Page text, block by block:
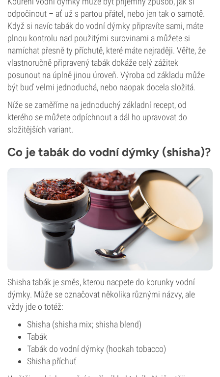
odpočinout – ať už s partou přátel, nebo jen tak o samotě.
Když si navíc tabák do vodní dýmky připravíte sami, máte
plnou kontrolu nad použitými surovinami a můžete si
namíchat přesně ty příchutě, které máte nejraději. Věřte, že
vlastnoručně připravený tabák dokáže celý zážitek
posunout na úplně jinou úroveň. Výroba od základu může
být buď velmi jednoduchá, nebo naopak docela složitá.
Níže se zaměříme na jednoduchý základní recept, od
kterého se můžete odpíchnout a dál ho upravovat do
složitějších variant.
Co je tabák do vodní dýmky (shisha)?
Shisha tabák je směs, kterou nacpete do korunky vodní
dýmky. Může se označovat několika různými názvy, ale
vždy jde o totéž:
Shisha (shisha mix; shisha blend)
Tabák
Tabák do vodní dýmky (hookah tobacco)
Shisha příchuť